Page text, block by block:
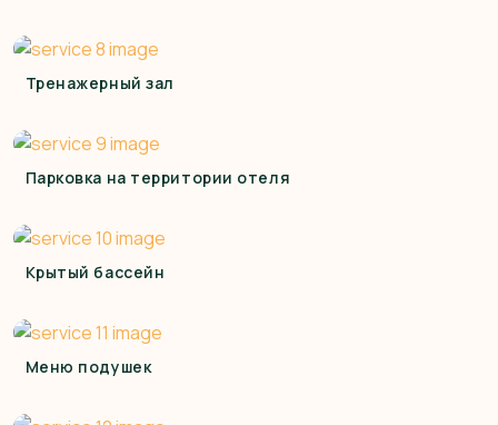
Тренажерный зал
Парковка на территории отеля
Крытый бассейн
Меню подушек